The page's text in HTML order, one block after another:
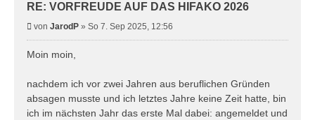
RE: VORFREUDE AUF DAS HIFAKO 2026
B
e
i
a
g
von JarodP » So 7. Sep 2025, 12:56
Moin moin,
nachdem ich vor zwei Jahren aus beruflichen Gründen
absagen musste und ich letztes Jahre keine Zeit hatte, bin
ich im nächsten Jahr das erste Mal dabei: angemeldet und